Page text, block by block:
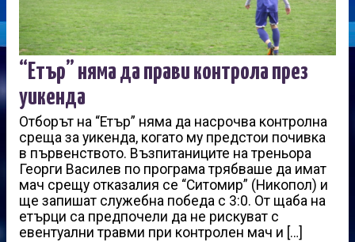
“Етър” няма да прави контрола през
уикенда
Отборът на “Етър” няма да насрочва контролна
среща за уикенда, когато му предстои почивка
в първенството. Възпитаниците на треньора
Георги Василев по програма трябваше да имат
мач срещу отказалия се “Ситомир” (Никопол) и
ще запишат служебна победа с 3:0. От щаба на
етърци са предпочели да не рискуват с
евентуални травми при контролен мач и […]